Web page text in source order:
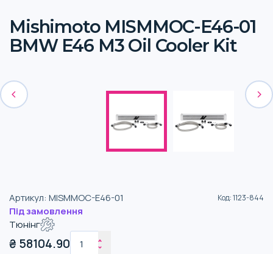
Mishimoto MISMMOC-E46-01
BMW E46 M3 Oil Cooler Kit
Артикул: MISMMOC-E46-01 Код:1123-844
Під замовлення
Тюнінг
₴ 58104.90